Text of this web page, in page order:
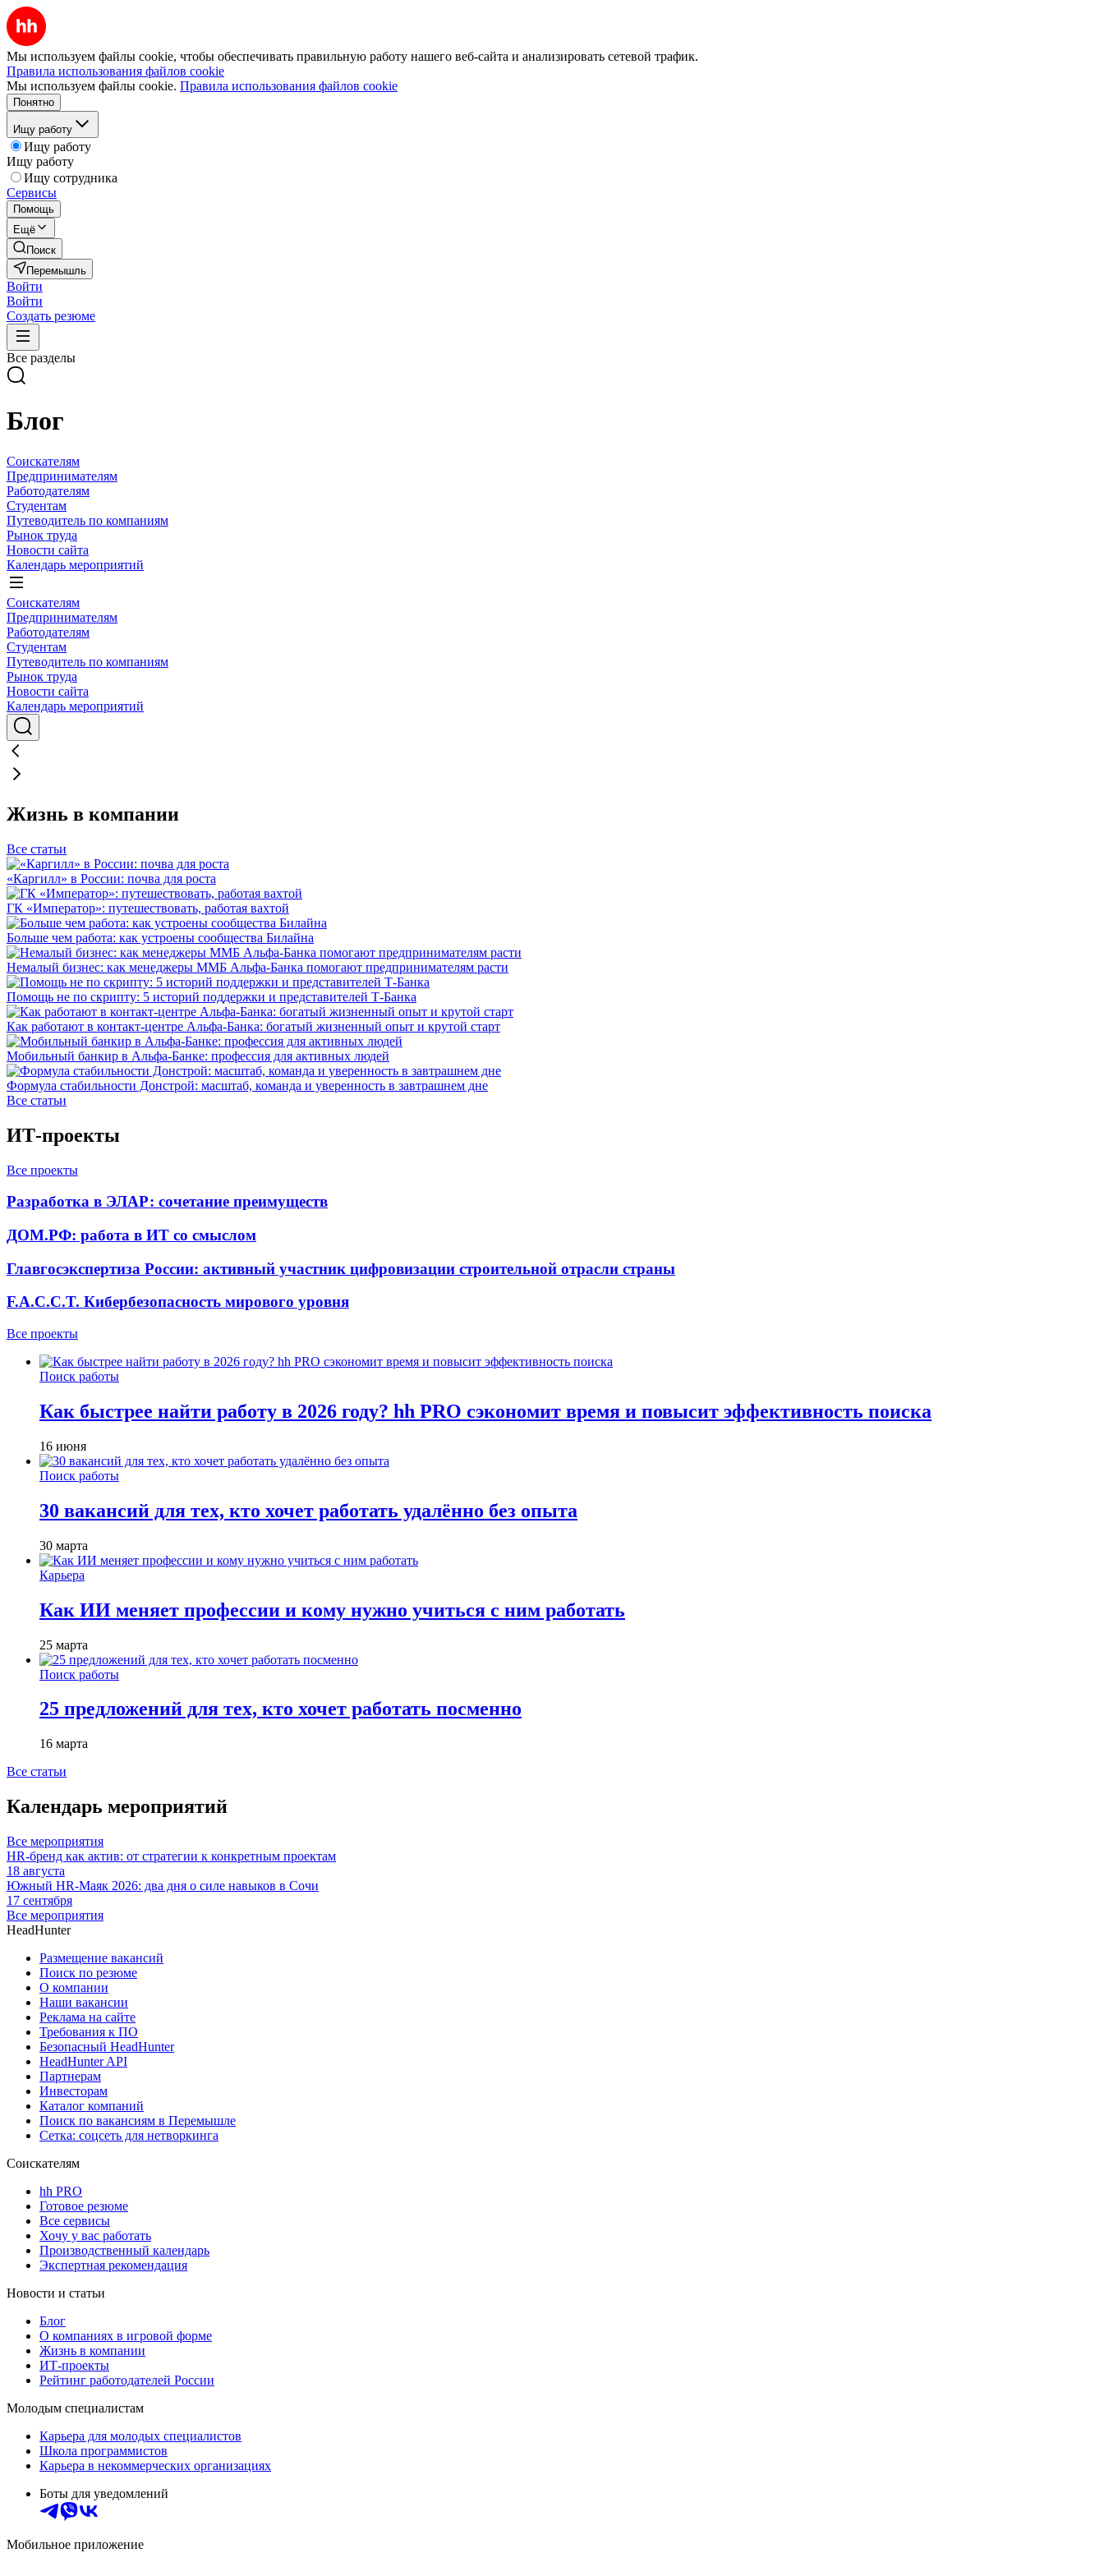
Мы используем файлы cookie, чтобы обеспечивать правильную работу нашего веб-сайта и анализировать сетевой трафик.
Правила использования файлов cookie
Мы используем файлы cookie. Правила использования файлов cookie
Понятно
Ищу работу
Ищу работу
Ищу работу
Ищу сотрудника
Сервисы
Помощь
Ещё
Поиск
Перемышль
Войти
Войти
Создать резюме
Все разделы
Блог
Соискателям
Предпринимателям
Работодателям
Студентам
Путеводитель по компаниям
Рынок труда
Новости сайта
Календарь мероприятий
Соискателям
Предпринимателям
Работодателям
Студентам
Путеводитель по компаниям
Рынок труда
Новости сайта
Календарь мероприятий
Жизнь в компании
Все статьи
«Каргилл» в России: почва для роста
ГК «Император»: путешествовать, работая вахтой
Больше чем работа: как устроены сообщества Билайна
Немалый бизнес: как менеджеры ММБ Альфа-Банка помогают предпринимателям расти
Помощь не по скрипту: 5 историй поддержки и представителей Т-Банка
Как работают в контакт-центре Альфа-Банка: богатый жизненный опыт и крутой старт
Мобильный банкир в Альфа-Банке: профессия для активных людей
Формула стабильности Донстрой: масштаб, команда и уверенность в завтрашнем дне
Все статьи
ИТ-проекты
Все проекты
Разработка в ЭЛАР: сочетание преимуществ
ДОМ.РФ: работа в ИТ со смыслом
Главгосэкспертиза России: активный участник цифровизации строительной отрасли страны
F.A.C.C.T. Кибербезопасность мирового уровня
Все проекты
Поиск работы
Как быстрее найти работу в 2026 году? hh PRO сэкономит время и повысит эффективность поиска
16 июня
Поиск работы
30 вакансий для тех, кто хочет работать удалённо без опыта
30 марта
Карьера
Как ИИ меняет профессии и кому нужно учиться с ним работать
25 марта
Поиск работы
25 предложений для тех, кто хочет работать посменно
16 марта
Все статьи
Календарь мероприятий
Все мероприятия
HR-бренд как актив: от стратегии к конкретным проектам
18 августа
Южный HR-Маяк 2026: два дня о силе навыков в Сочи
17 сентября
Все мероприятия
HeadHunter
Размещение вакансий
Поиск по резюме
О компании
Наши вакансии
Реклама на сайте
Требования к ПО
Безопасный HeadHunter
HeadHunter API
Партнерам
Инвесторам
Каталог компаний
Поиск по вакансиям в Перемышле
Сетка: соцсеть для нетворкинга
Соискателям
hh PRO
Готовое резюме
Все сервисы
Хочу у вас работать
Производственный календарь
Экспертная рекомендация
Новости и статьи
Блог
О компаниях в игровой форме
Жизнь в компании
ИТ-проекты
Рейтинг работодателей России
Молодым специалистам
Карьера для молодых специалистов
Школа программистов
Карьера в некоммерческих организациях
Боты для уведомлений
Мобильное приложение